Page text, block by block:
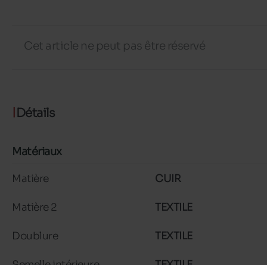
Cet article ne peut pas être réservé
Détails
Matériaux
Matière CUIR
Matière 2 TEXTILE
Doublure TEXTILE